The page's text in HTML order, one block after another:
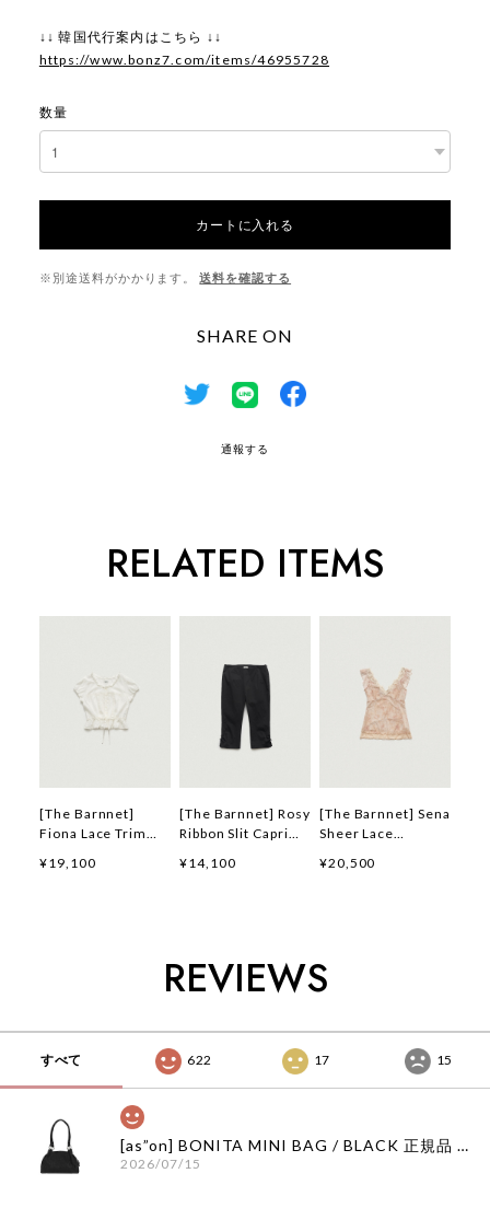
↓↓ 韓国代行案内はこちら ↓↓
https://www.bonz7.com/items/46955728
数量
カートに入れる
※別途送料がかかります。 送料を確認する
SHARE ON
通報する
RELATED ITEMS
[The Barnnet]
Fiona Lace Trim
品 韓国ブランド 韓
¥19,100
[The Barnnet] Rosy
Ribbon Slit Capri
韓国ブランド 韓国通
¥14,100
[The Barnnet] Sena
Sheer Lace
Top_Peach 正規品
日本 店舗
¥20,500
REVIEWS
すべて 622 17 15
[as”on] BONITA MINI BAG / BLACK 正規品 韓国ブランド 韓国通販 韓国代行 韓国ファッション as on ason エズオン アズオン
2026/07/15